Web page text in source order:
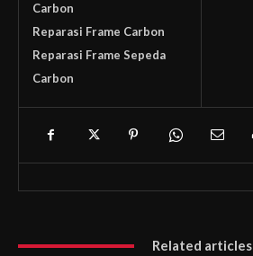
Carbon
Reparasi Frame Carbon
Reparasi Frame Sepeda
Carbon
Related articles